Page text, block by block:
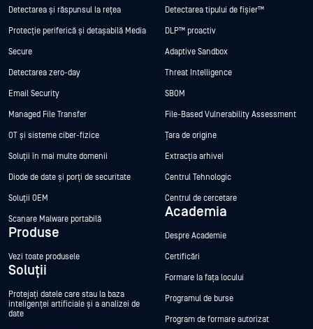
Detectarea și răspunsul la rețea
Protecție periferică și detașabilă Media
Secure
Detectarea zero-day
Email Security
Managed File Transfer
OT și sisteme ciber-fizice
Soluții în mai multe domenii
Diode de date și porți de securitate
Soluții OEM
Scanare Malware portabilă
Produse
Vezi toate produsele
Soluții
Protejați datele care stau la baza
inteligenței artificiale și a analizei de
date
Detectarea tipului de fișier™
DLP™ proactiv
Adaptive Sandbox
Threat Intelligence
SBOM
File-Based Vulnerability Assessment
Țara de origine
Extracția arhivei
Centrul Tehnologic
Centrul de cercetare
Academia
Despre Academie
Certificări
Formare la fața locului
Programul de burse
Program de formare autorizat